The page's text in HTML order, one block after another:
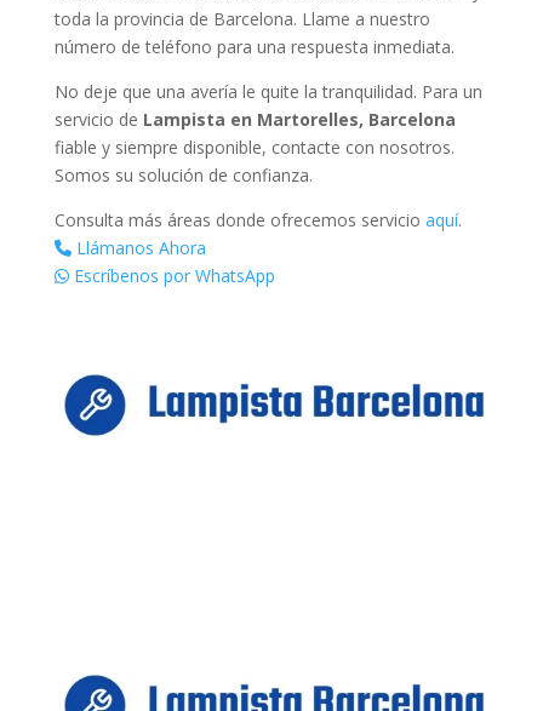
toda la provincia de Barcelona. Llame a nuestro
número de teléfono para una respuesta inmediata.
No deje que una avería le quite la tranquilidad. Para un
servicio de Lampista en Martorelles, Barcelona
fiable y siempre disponible, contacte con nosotros.
Somos su solución de confianza.
Consulta más áreas donde ofrecemos servicio aquí.
Llámanos Ahora
Escríbenos por WhatsApp